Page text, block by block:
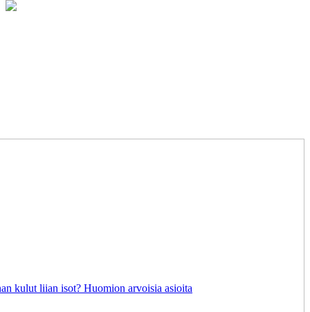
kulut liian isot? Huomion arvoisia asioita